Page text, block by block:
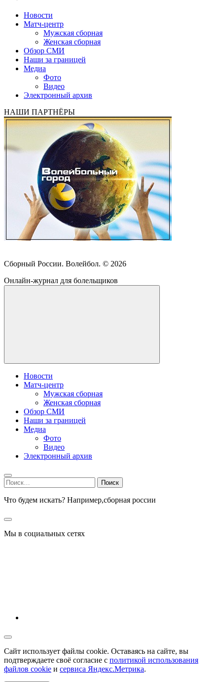
Новости
Матч-центр
Мужская сборная
Женская сборная
Обзор СМИ
Наши за границей
Медиа
Фото
Видео
Электронный архив
НАШИ ПАРТНЁРЫ
Сборный России. Волейбол. © 2026
Онлайн-журнал для болельщиков
Новости
Матч-центр
Мужская сборная
Женская сборная
Обзор СМИ
Наши за границей
Медиа
Фото
Видео
Электронный архив
Найти:
Что будем искать? Например,сборная россии
Мы в социальных сетях
Сайт использует файлы cookie. Оставаясь на сайте, вы
подтверждаете своё согласие с политикой использования
файлов cookie и сервиса Яндекс.Метрика.